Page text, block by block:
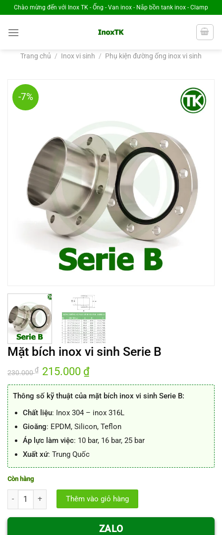
Chuyển
đến
nội
Chào mừng đến với Inox TK - Ống - Van inox - Nắp bồn tank inox - Clamp
Trang chủ / Inox vi sinh / Phụ kiện đường ống inox vi sinh
-7%
Mặt bích inox vi sinh Serie B
230.000₫ Giá
gốc
là:
215.000 ₫Giá
tại
215.000 ₫.
Thông số kỹ thuật của mặt bích inox vi sinh Serie B:
Chất liệu: Inox 304 – inox 316L
Gioăng: EPDM, Silicon, Teflon
Áp lực làm việc: 10 bar, 16 bar, 25 bar
Xuất xứ: Trung Quốc
Còn hàng
Mặt bích inox vi sinh Serie B số lượng
Thêm vào giỏ hàng
ZALO